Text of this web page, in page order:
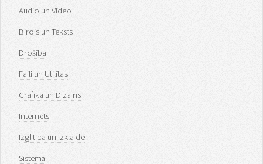
Audio un Video
Birojs un Teksts
Drošība
Faili un Utilītas
Grafika un Dizains
Internets
Izglītība un Izklaide
Sistēma